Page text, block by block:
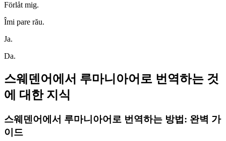
Förlåt mig.
Îmi pare rău.
Ja.
Da.
스웨덴어에서 루마니아어로 번역하는 것
에 대한 지식
스웨덴어에서 루마니아어로 번역하는 방법: 완벽 가
이드